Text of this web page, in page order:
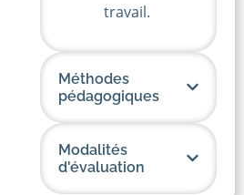
travail.
Méthodes
pédagogiques
Modalités
d'évaluation